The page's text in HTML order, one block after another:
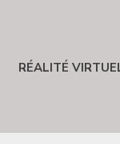
RÉALITÉ